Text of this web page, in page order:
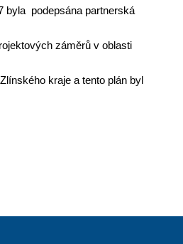
byla podepsána partnerská
záměrů v oblasti
kraje a tento plán byl